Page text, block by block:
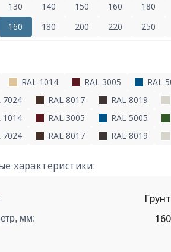
130 140 150 160 180
160 180 200 220 250
RAL 1014 RAL 3005 RAL
7024
RAL 8017 RAL 8019
1014
RAL 3005 RAL 5005
7024
RAL 8017 RAL 8019
характеристики:
Грунт
мм: 160